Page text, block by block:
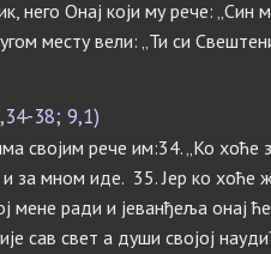
него Онај који му рече: „Син
месту вели: „Ти си
38; 9,1)
својим рече им:34. „Ко хоће
за мном иде. 35. Јер ко хоће
мене ради и јеванђеља онај
сав свет а души својој